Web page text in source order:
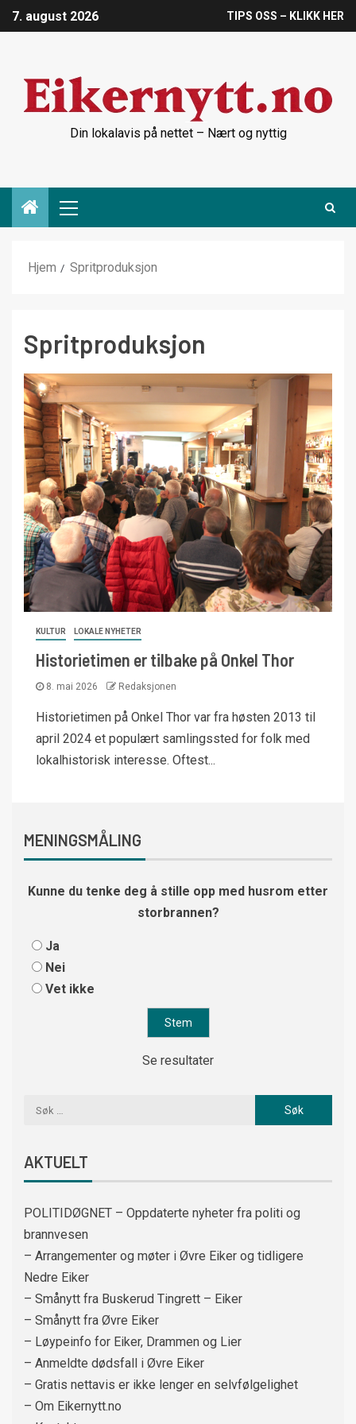
7. august 2026 TIPS OSS – KLIKK HER
Din lokalavis på nettet – Nært og nyttig
Hjem Spritproduksjon
Spritproduksjon
KULTUR LOKALE NYHETER
Historietimen er tilbake på Onkel Thor
8. mai 2026 Redaksjonen
Historietimen på Onkel Thor var fra høsten 2013 til
april 2024 et populært samlingssted for folk med
lokalhistorisk interesse. Oftest...
MENINGSMÅLING
Kunne du tenke deg å stille opp med husrom etter
storbrannen?
Ja
Nei
Vet ikke
Se resultater
AKTUELT
POLITIDØGNET – Oppdaterte nyheter fra politi og
brannvesen
– Arrangementer og møter i Øvre Eiker og tidligere
Nedre Eiker
– Smånytt fra Buskerud Tingrett – Eiker
– Smånytt fra Øvre Eiker
– Løypeinfo for Eiker, Drammen og Lier
– Anmeldte dødsfall i Øvre Eiker
– Gratis nettavis er ikke lenger en selvfølgelighet
– Om Eikernytt.no